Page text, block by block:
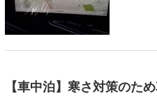
【車中泊】寒さ対策のた